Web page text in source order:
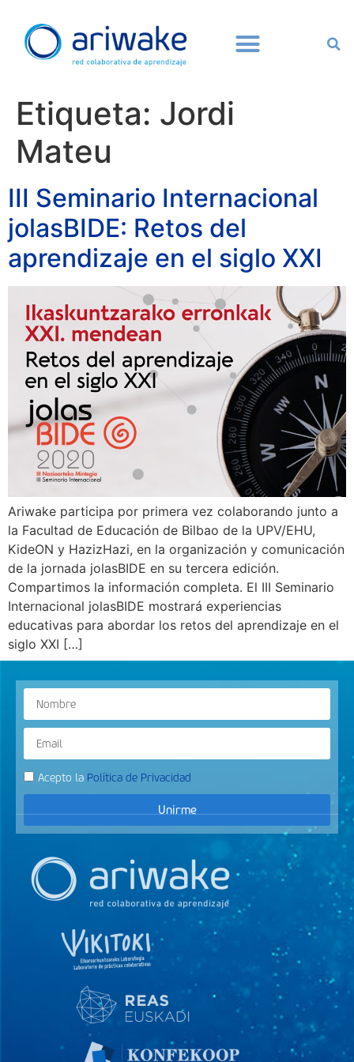
Etiqueta: Jordi
Mateu
III Seminario Internacional
jolasBIDE: Retos del
aprendizaje en el siglo XXI
Ariwake participa por primera vez colaborando junto a
la Facultad de Educación de Bilbao de la UPV/EHU,
KideON y HazizHazi, en la organización y comunicación
de la jornada jolasBIDE en su tercera edición.
Compartimos la información completa. El III Seminario
Internacional jolasBIDE mostrará experiencias
educativas para abordar los retos del aprendizaje en el
siglo XXI […]
Acepto la Política de Privacidad
Unirme